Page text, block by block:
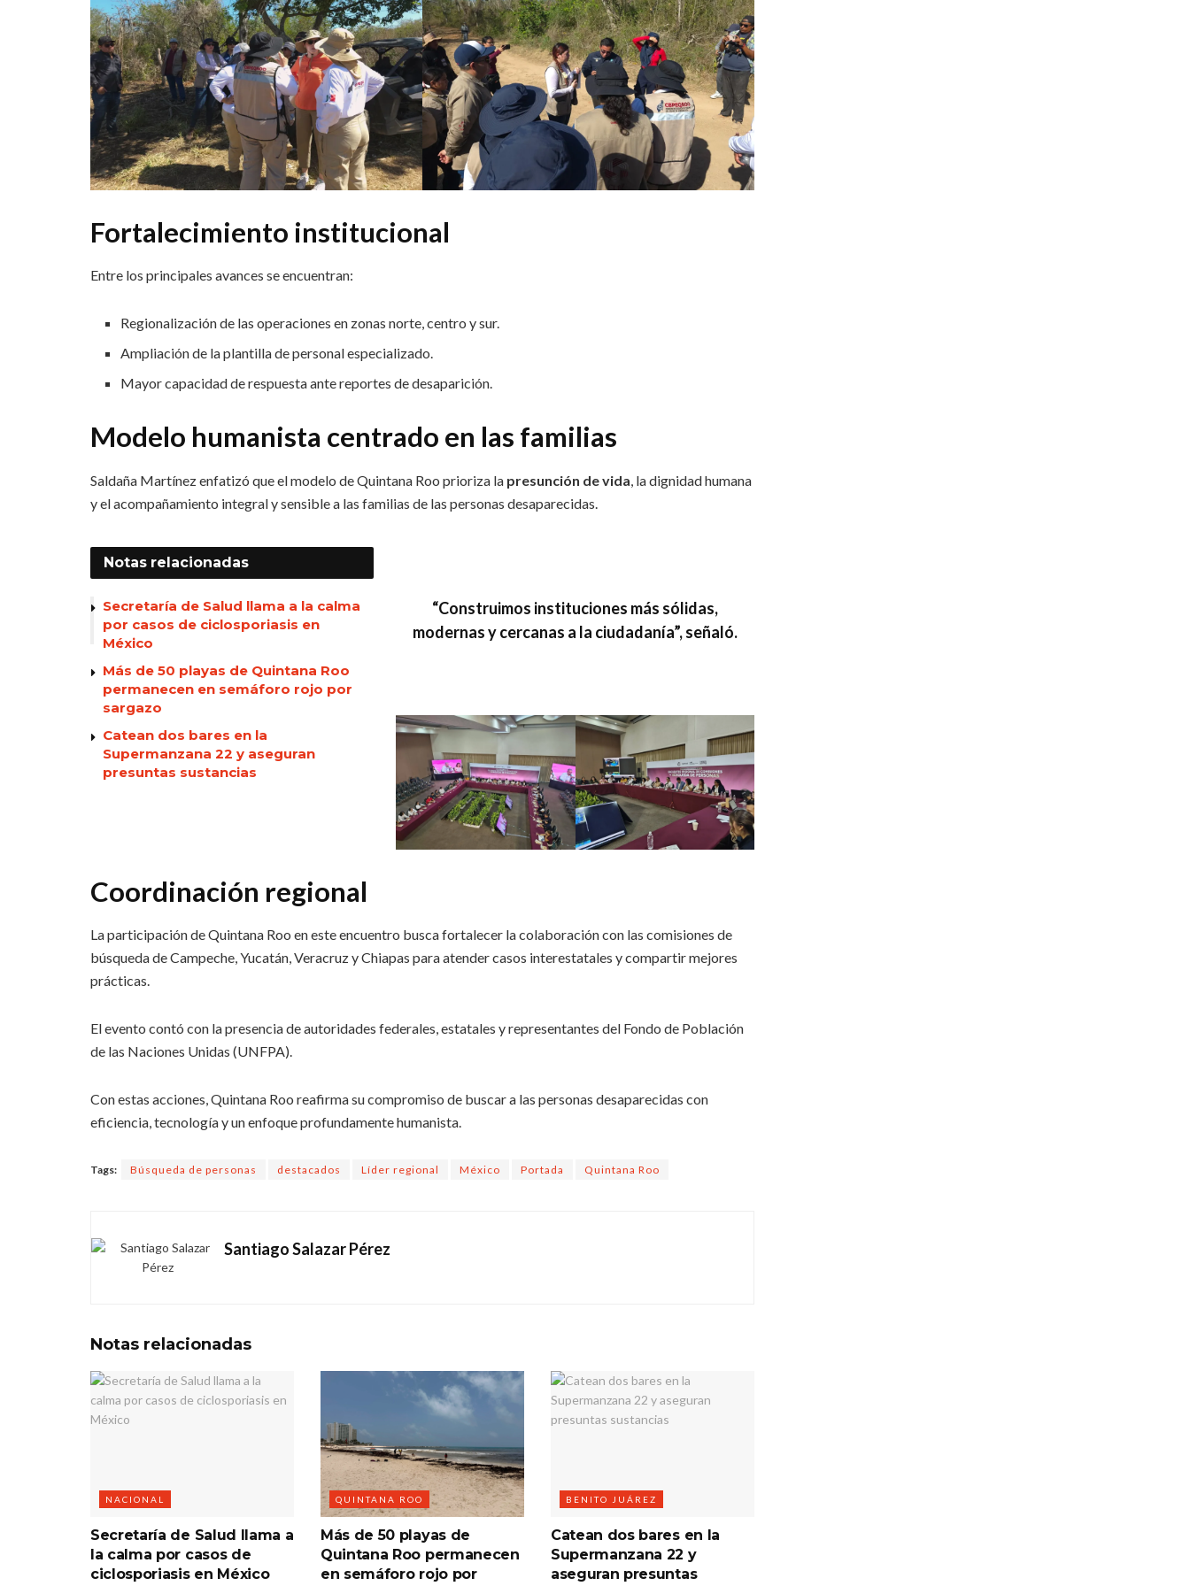
Fortalecimiento institucional
Entre los principales avances se encuentran:
Regionalización de las operaciones en zonas norte, centro y sur.
Ampliación de la plantilla de personal especializado.
Mayor capacidad de respuesta ante reportes de desaparición.
Modelo humanista centrado en las familias
Saldaña Martínez enfatizó que el modelo de Quintana Roo prioriza la presunción de vida, la dignidad humana
y el acompañamiento integral y sensible a las familias de las personas desaparecidas.
Notas relacionadas
Secretaría de Salud llama a la calma
por casos de ciclosporiasis en
México
Más de 50 playas de Quintana Roo
permanecen en semáforo rojo por
sargazo
Catean dos bares en la
Supermanzana 22 y aseguran
presuntas sustancias
“Construimos instituciones más sólidas,
modernas y cercanas a la ciudadanía”, señaló.
Coordinación regional
La participación de Quintana Roo en este encuentro busca fortalecer la colaboración con las comisiones de
búsqueda de Campeche, Yucatán, Veracruz y Chiapas para atender casos interestatales y compartir mejores
prácticas.
El evento contó con la presencia de autoridades federales, estatales y representantes del Fondo de Población
de las Naciones Unidas (UNFPA).
Con estas acciones, Quintana Roo reafirma su compromiso de buscar a las personas desaparecidas con
eficiencia, tecnología y un enfoque profundamente humanista.
Tags: Búsqueda de personas destacados Líder regional México Portada Quintana Roo
Santiago Salazar Pérez
Notas relacionadas
NACIONAL
Secretaría de Salud llama a
la calma por casos de
ciclosporiasis en México
QUINTANA ROO
Más de 50 playas de
Quintana Roo permanecen
en semáforo rojo por
BENITO JUÁREZ
Catean dos bares en la
Supermanzana 22 y
aseguran presuntas